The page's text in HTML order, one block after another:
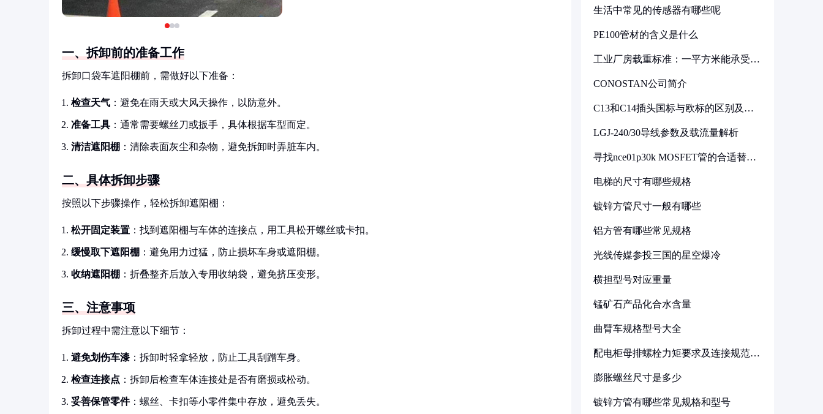
一、拆卸前的准备工作
拆卸口袋车遮阳棚前，需做好以下准备：
检查天气 ：避免在雨天或大风天操作，以防意外。
准备工具 ：通常需要螺丝刀或扳手，具体根据车型而定。
清洁遮阳棚 ：清除表面灰尘和杂物，避免拆卸时弄脏车内。
二、具体拆卸步骤
按照以下步骤操作，轻松拆卸遮阳棚：
松开固定装置 ：找到遮阳棚与车体的连接点，用工具松开螺丝或卡扣。
缓慢取下遮阳棚 ：避免用力过猛，防止损坏车身或遮阳棚。
收纳遮阳棚 ：折叠整齐后放入专用收纳袋，避免挤压变形。
三、注意事项
拆卸过程中需注意以下细节：
避免划伤车漆 ：拆卸时轻拿轻放，防止工具刮蹭车身。
检查连接点 ：拆卸后检查车体连接处是否有磨损或松动。
妥善保管零件：螺丝、卡扣等小零件集中存放，避免丢失。
生活中常见的传感器有哪些呢
PE100管材的含义是什么
工业厂房载重标准：一平方米能承受多
CONOSTAN公司简介
C13和C14插头国标与欧标的区别及其
LGJ-240/30导线参数及载流量解析
寻找nce01p30k MOSFET管的合适替代
电梯的尺寸有哪些规格
镀锌方管尺寸一般有哪些
铝方管有哪些常见规格
光线传媒参投三国的星空爆冷
横担型号对应重量
锰矿石产品化合水含量
曲臂车规格型号大全
配电柜母排螺栓力矩要求及连接规范详
膨胀螺丝尺寸是多少
镀锌方管有哪些常见规格和型号